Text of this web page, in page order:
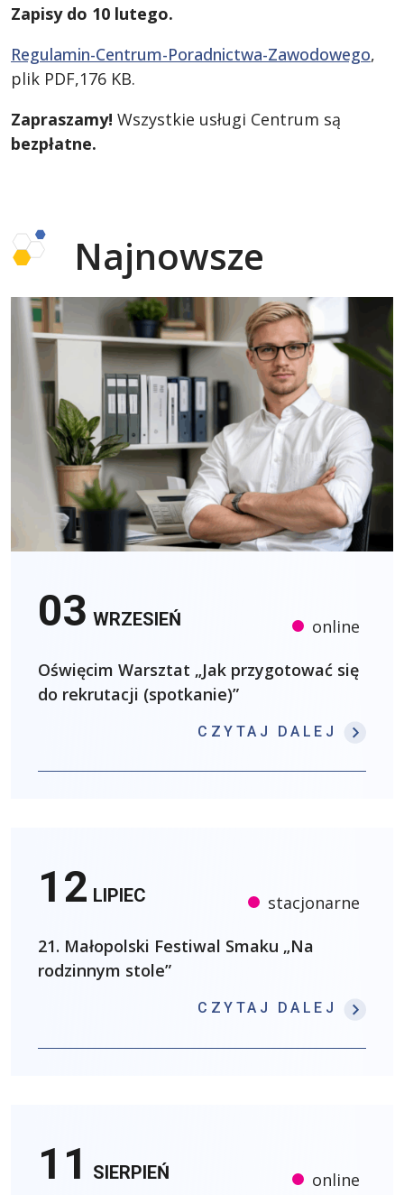
Zapisy do 10 lutego.
Regulamin-Centrum-Poradnictwa-Zawodowego,
plik PDF,176 KB.
Zapraszamy! Wszystkie usługi Centrum są
bezpłatne.
Najnowsze
03 WRZESIEŃ
online
Oświęcim Warsztat „Jak przygotować się
do rekrutacji (spotkanie)”
CZYTAJ DALEJ :
12 LIPIEC
stacjonarne
21. Małopolski Festiwal Smaku „Na
rodzinnym stole”
CZYTAJ DALEJ : 21.
11 SIERPIEŃ
online